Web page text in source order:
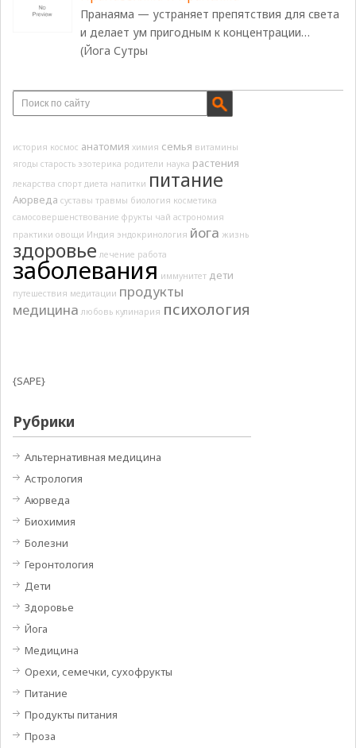
Пранаяма — устраняет препятствия для света
и делает ум пригодным к концентрации…
(Йога Сутры
история космос анатомия химия семья витамины
ягоды старость эзотерика родители наука растения
лекарства спорт диета напитки питание
Аюрведа суставы травмы биология косметика
самосовершенствование фрукты чай астрономия
практики овощи Индия эндокринология йога жизнь
здоровье лечение работа
заболевания иммунитет дети
путешествия медитации продукты
медицина любовь кулинария психология
{SAPE}
Рубрики
Альтернативная медицина
Астрология
Аюрведа
Биохимия
Болезни
Геронтология
Дети
Здоровье
Йога
Медицина
Орехи, семечки, сухофрукты
Питание
Продукты питания
Проза